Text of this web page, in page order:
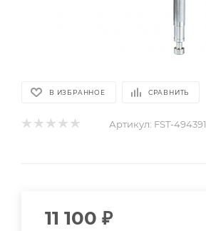
В ИЗБРАННОЕ СРАВНИТЬ
Артикул: FST-494391
11 100 ₽